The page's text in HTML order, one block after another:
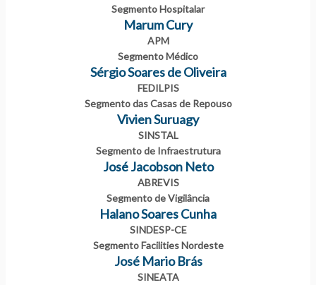
Segmento Hospitalar
Marum Cury
APM
Segmento Médico
Sérgio Soares de Oliveira
FEDILPIS
Segmento das Casas de Repouso
Vivien Suruagy
SINSTAL
Segmento de Infraestrutura
José Jacobson Neto
ABREVIS
Segmento de Vigilância
Halano Soares Cunha
SINDESP-CE
Segmento Facilities Nordeste
José Mario Brás
SINEATA